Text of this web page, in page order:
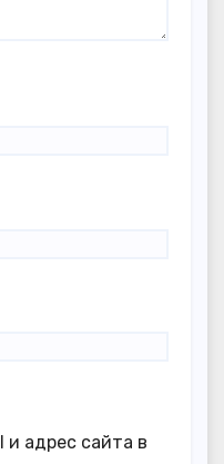
и адрес сайта в